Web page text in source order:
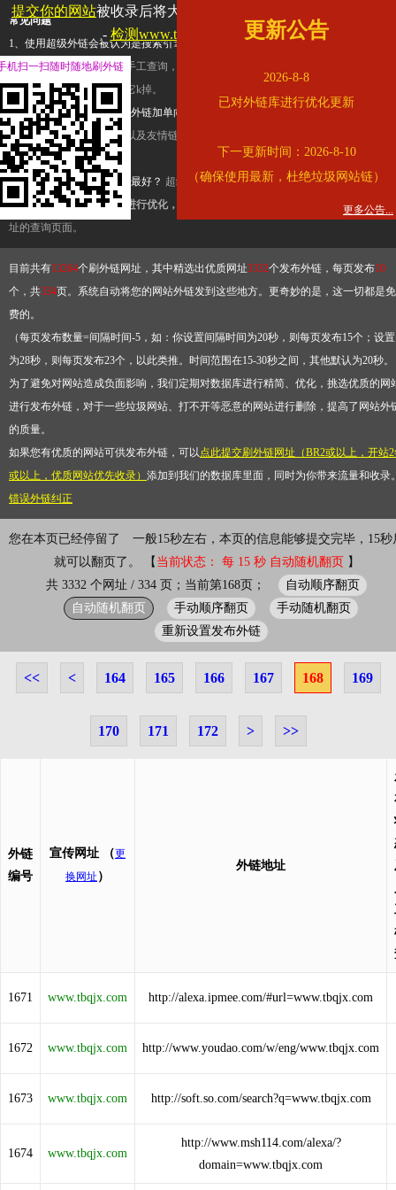
常见问题
1、使用超级外链会被认为是搜索引擎优化作弊吗？ 超级外链只是一个简便而集成
查询工具，模拟的是正常手工查询，不是作弊。如果是作弊，那您可以使用超级外
推广竞争对手的网址，让它k掉。
2、网站优化单纯依靠超级外链加单向链接可行吗？
链，需要结合普通的外链以及友情链接，您可以到站长论坛发布外链，到友情链接
台交换友情链接。
3、如何使用超级外链效果最好？ 超级外链不同于普通的外链，它是动态的链接，
有频繁使用超级外链工具进行优化，才能获得稳定的外链
，最终使搜索引擎收录带
址的查询页面。
目前共有13264个刷外链网址，其中精选出优质网址3332个发布外链，每页发布10
个，共334页。系统自动将您的网站外链发到这些地方。更奇妙的是，这一切都是免
费的。
（每页发布数量=间隔时间-5，如：你设置间隔时间为20秒，则每页发布15个；设置
为28秒，则每页发布23个，以此类推。时间范围在15-30秒之间，其他默认为20秒
为了避免对网站造成负面影响，我们定期对数据库进行精简、优化，挑选优质的网
进行发布外链，对于一些垃圾网站、打不开等恶意的网站进行删除，提高了网站外
的质量。
如果您有优质的网站可供发布外链，可以点此提交刷外链网址（BR2或以上，开站
或以上，优质网站优先收录） 添加到我们的数据库里面，同时为你带来流量和收录
错误外链纠正
您在本页已经停留了
一般15秒左右，本页的信息能够提交完毕，15秒
就可以翻页了。 【 当前状态： 每 15 秒 自动随机翻页 】
共 3332 个网址 / 334 页；当前第168页；
自动顺序翻页
自动随机翻页
手动顺序翻页
手动随机翻页
重新设置发布外链
<< < 164 165 166 167 168 169
170 171 172 > >>
外链
编号
宣传网址 （更
换网址 ）
外链地址
1671 www.tbqjx.com http://alexa.ipmee.com/#url=www.tbqjx.com
1672 www.tbqjx.com http://www.youdao.com/w/eng/www.tbqjx.com
1673 www.tbqjx.com http://soft.so.com/search?q=www.tbqjx.com
1674 www.tbqjx.com
http://www.msh114.com/alexa/?
domain=www.tbqjx.com
提交你的网站被收录后将大幅提升流量和外链，
- 检测www.tbqjx.com是否收录更新公告
2026-8-8
已对外链库进行优化更新
下一更新时间：2026-8-10
（确保使用最新，杜绝垃圾网站链）
更多公告...
机扫一扫随时随地刷外链